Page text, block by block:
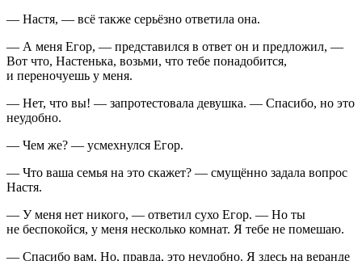
— Настя, — всё также серьёзно ответила она.
— А меня Егор, — представился в ответ он и предложил, —
Вот что, Настенька, возьми, что тебе понадобится,
и переночуешь у меня.
— Нет, что вы! — запротестовала девушка. — Спасибо, но это
неудобно.
— Чем же? — усмехнулся Егор.
— Что ваша семья на это скажет? — смущённо задала вопрос
Настя.
— У меня нет никого, — ответил сухо Егор. — Но ты
не беспокойся, у меня несколько комнат. Я тебе не помешаю.
— Спасибо вам. Но, правда, это неудобно. Я здесь на веранде